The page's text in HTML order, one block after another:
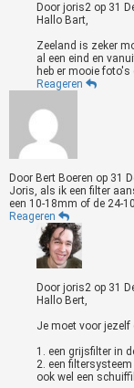
Door joris2 op 31
Hallo Bart,
Zeeland is zeker
al een eind en
heb er mooie
Reageren
Door Bert Boeren op 31
Joris, als ik een filter
een 10-18mm of de 24-
Reageren
Door joris2 op 31
Hallo Bert,
Je moet voor jezelf
1. een grijsfilter in
2. een
ook wel een